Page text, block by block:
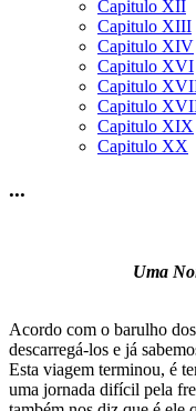
Capitulo XII
Capitulo XIII
Capitulo XIV
Capitulo XVI
Capitulo
Capitulo
Capitulo XIX
Capitulo XX
...
Uma
Acordo com o barulho
descarregá-los e já
Esta viagem terminou, é
uma jornada difícil pela